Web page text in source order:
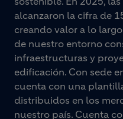
alcanzaron la cifra de
creando valor a lo
de nuestro entorno
infraestructuras y
edificación. Con sede
cuenta con una
distribuidos en los
nuestro país. Cuenta